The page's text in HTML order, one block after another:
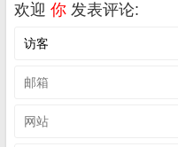
欢迎 你 发表评论: